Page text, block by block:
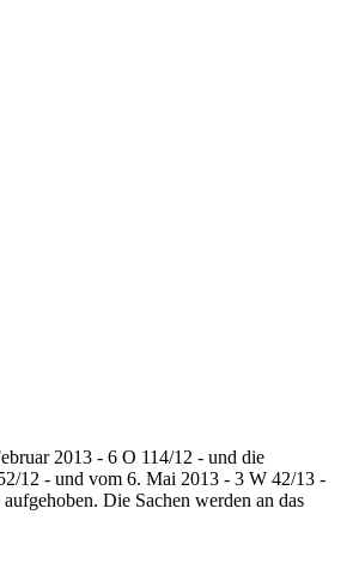
2013 - 6 O 114/12 - und die
12 - und vom 6. Mai 2013 - 3 W 42/13 -
Die Sachen werden an das